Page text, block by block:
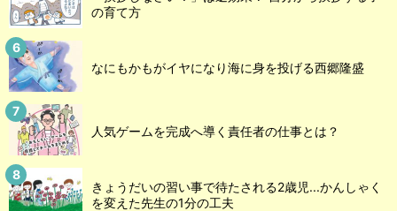
の育て方
なにもかもがイヤになり海に身を投げる西郷隆盛
人気ゲームを完成へ導く責任者の仕事とは？
きょうだいの習い事で待たされる2歳児...かんしゃく
を変えた先生の1分の工夫